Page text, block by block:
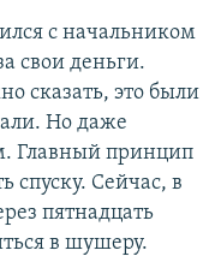
с начальником
свои деньги.
сказать, это были
Но даже
Главный принцип
спуску. Сейчас, в
пятнадцать
в шушеру.